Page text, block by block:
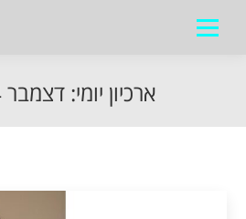
ארכיון יומי:דצמבר 4, 2024